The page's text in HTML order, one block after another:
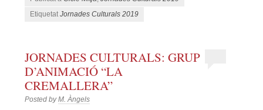
EtiquetatJornades Culturals 2019
JORNADES CULTURALS: GRUP
D’ANIMACIÓ “LA
CREMALLERA”
Posted byM. Àngels